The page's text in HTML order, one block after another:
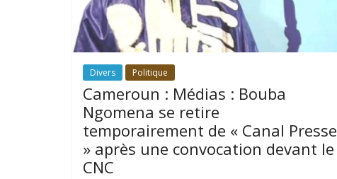
Divers Politique
Cameroun : Médias : Bouba
Ngomena se retire
temporairement de « Canal Presse
» après une convocation devant le
CNC